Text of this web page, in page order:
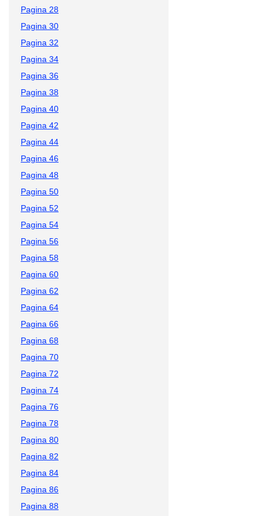
Pagina 28
Pagina 30
Pagina 32
Pagina 34
Pagina 36
Pagina 38
Pagina 40
Pagina 42
Pagina 44
Pagina 46
Pagina 48
Pagina 50
Pagina 52
Pagina 54
Pagina 56
Pagina 58
Pagina 60
Pagina 62
Pagina 64
Pagina 66
Pagina 68
Pagina 70
Pagina 72
Pagina 74
Pagina 76
Pagina 78
Pagina 80
Pagina 82
Pagina 84
Pagina 86
Pagina 88